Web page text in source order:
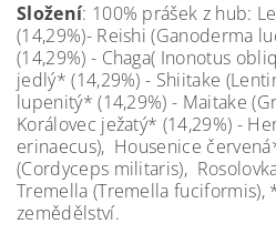
Složení: 100% prášek z hub:
(14,29%)- Reishi (Ganoderma
(14,29%) - Chaga( Inonotus
jedlý* (14,29%) - Shiitake
lupenitý* (14,29%) - Maitake
Korálovec ježatý* (14,29%) -
erinaecus), Housenice
(Cordyceps militaris),
Tremella (Tremella fuciformis),
zemědělství.